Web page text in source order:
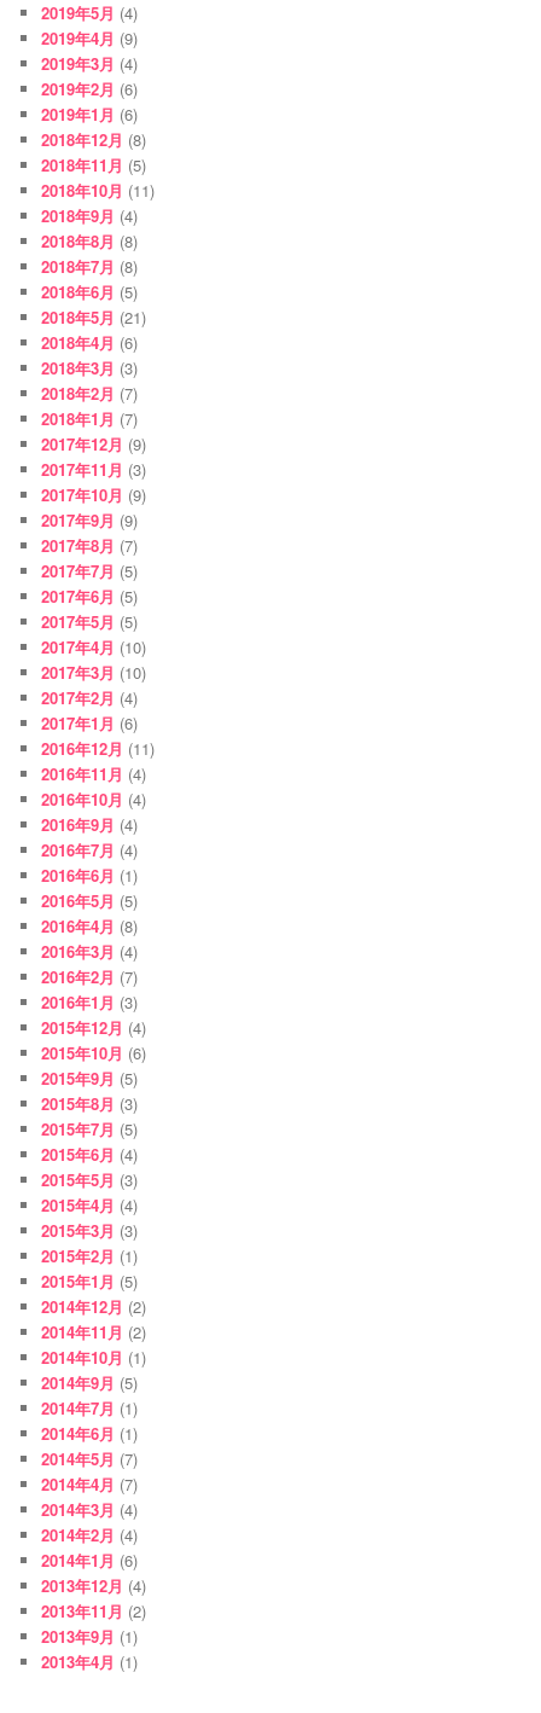
2019年5月 (4)
2019年4月 (9)
2019年3月 (4)
2019年2月 (6)
2019年1月 (6)
2018年12月 (8)
2018年11月 (5)
2018年10月 (11)
2018年9月 (4)
2018年8月 (8)
2018年7月 (8)
2018年6月 (5)
2018年5月 (21)
2018年4月 (6)
2018年3月 (3)
2018年2月 (7)
2018年1月 (7)
2017年12月 (9)
2017年11月 (3)
2017年10月 (9)
2017年9月 (9)
2017年8月 (7)
2017年7月 (5)
2017年6月 (5)
2017年5月 (5)
2017年4月 (10)
2017年3月 (10)
2017年2月 (4)
2017年1月 (6)
2016年12月 (11)
2016年11月 (4)
2016年10月 (4)
2016年9月 (4)
2016年7月 (4)
2016年6月 (1)
2016年5月 (5)
2016年4月 (8)
2016年3月 (4)
2016年2月 (7)
2016年1月 (3)
2015年12月 (4)
2015年10月 (6)
2015年9月 (5)
2015年8月 (3)
2015年7月 (5)
2015年6月 (4)
2015年5月 (3)
2015年4月 (4)
2015年3月 (3)
2015年2月 (1)
2015年1月 (5)
2014年12月 (2)
2014年11月 (2)
2014年10月 (1)
2014年9月 (5)
2014年7月 (1)
2014年6月 (1)
2014年5月 (7)
2014年4月 (7)
2014年3月 (4)
2014年2月 (4)
2014年1月 (6)
2013年12月 (4)
2013年11月 (2)
2013年9月 (1)
2013年4月 (1)